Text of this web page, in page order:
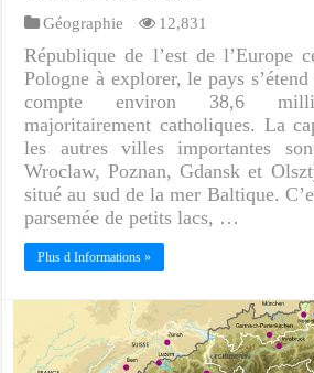
Géographie 12,831
République de l’est de l’Europe
Pologne à explorer, le pays
compte environ 38,6
majoritairement catholiques. La
les autres villes importantes
Wroclaw, Poznan, Gdansk et
situé au sud de la mer Baltique.
parsemée de petits lacs, …
Plus d Informations »